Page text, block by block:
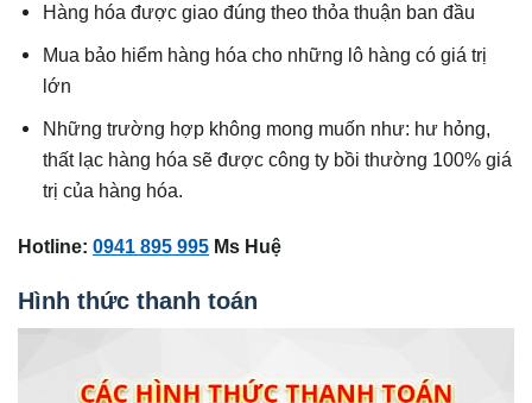
Hàng hóa được giao đúng theo thỏa thuận ban đầu
Mua bảo hiểm hàng hóa cho những lô hàng có giá trị
lớn
Những trường hợp không mong muốn như: hư hỏng,
thất lạc hàng hóa sẽ được công ty bồi thường 100% giá
trị của hàng hóa.
Hotline: 0941 895 995 Ms Huệ
Hình thức thanh toán